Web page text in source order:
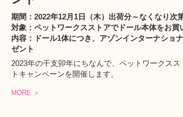
期間：2022年12月1日（木）出荷分～なくなり次
対象：ペットワークスストアでドール本体をお買
内容：ドール1体につき、アゾンインターナショ
ゼント
2023年の干支卯年にちなんで、ペットワークス
トキャンペーンを開催します。
MORE ＞